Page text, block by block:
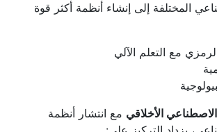
المختلفة إلى إنشاء أنظمة أكثر قوة
مع التعلم الآلي
الأخلاقي مع انتشار أنظمة